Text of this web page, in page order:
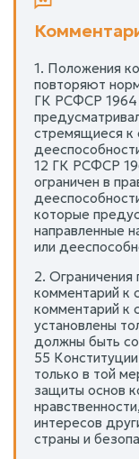
1. Положения
повторяют
ГК РСФСР 1964
стремящиеся к
12 ГК РСФСР
ограничен в
которые
направленные
или
2. Ограничения
комментарий к
комментарий к
установлены
должны быть
55
только в той
защиты основ
интересов
страны и